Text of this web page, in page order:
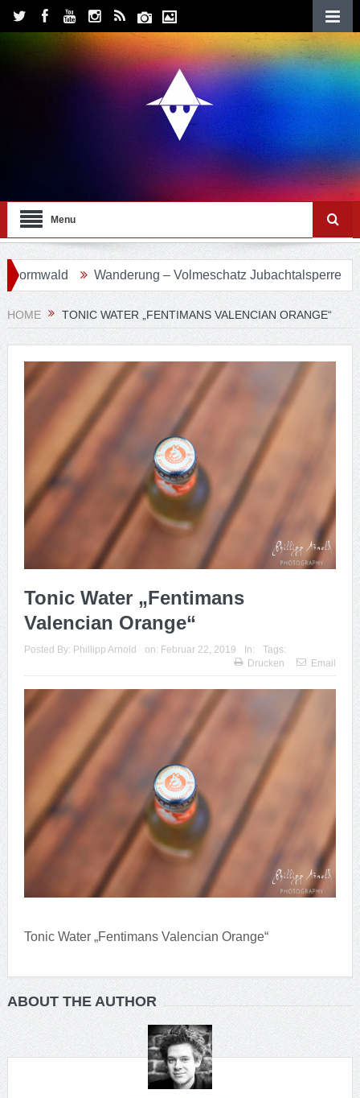
Menu
Wanderung – Volmeschatz Jubachtalsperre
HOME TONIC WATER „FENTIMANS VALENCIAN ORANGE“
Tonic Water „Fentimans
Valencian Orange“
Posted By: Phillipp Arnold on: Februar 22, 2019 In:
Tags:
Drucken
Email
Tonic Water „Fentimans Valencian Orange“
ABOUT THE AUTHOR